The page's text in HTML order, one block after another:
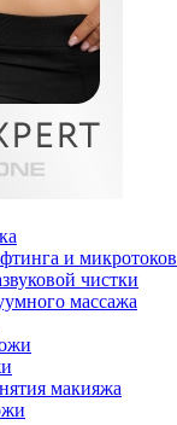
и микротоков
чистки
массажа
макияжа